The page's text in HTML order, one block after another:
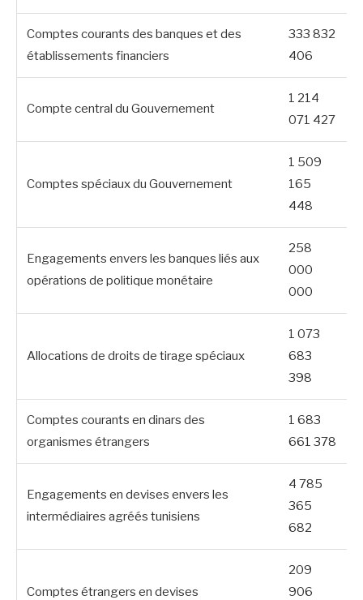
Comptes courants des banques et des
établissements financiers
333 832
406
Compte central du Gouvernement
1 214
071 427
Comptes spéciaux du Gouvernement
1 509
165
448
Engagements envers les banques liés aux
opérations de politique monétaire
258
000
000
Allocations de droits de tirage spéciaux
1 073
683
398
Comptes courants en dinars des
organismes étrangers
1 683
661 378
Engagements en devises envers les
intermédiaires agréés tunisiens
4 785
365
682
Comptes étrangers en devises
209
906